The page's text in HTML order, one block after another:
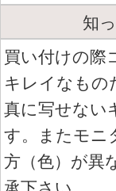
知
買い付けの際
キレイなもの
真に写せない
す。またモニ
方（色）が異
承下さい。